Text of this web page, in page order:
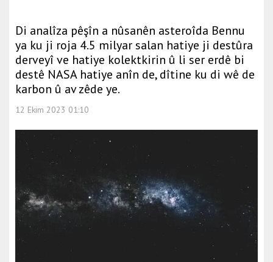
Di analîza pêşîn a nûsanên asteroîda Bennu
ya ku ji roja 4.5 milyar salan hatiye ji destûra
derveyî ve hatiye kolektkirin û li ser erdê bi
destê NASA hatiye anîn de, dîtine ku di wê de
karbon û av zêde ye.
12 Ekim 2023 01:10